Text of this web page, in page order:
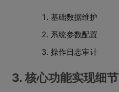
基础数据维护
系统参数配置
操作日志审计
3. 核心功能实现细节